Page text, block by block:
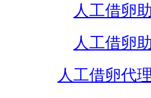
人工借卵
人工借卵
人工借卵代